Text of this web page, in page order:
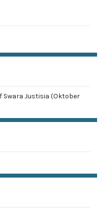
Swara Justisia (Oktober